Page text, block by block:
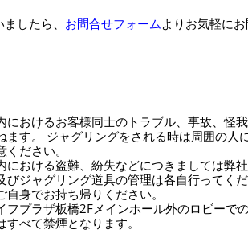
したら、 お問合せフォームよりお気軽に
におけるお客様同士のトラブル、事故、怪
ます。 ジャグリングをされる時は周囲の人
ださい。
における盗難、紛失などにつきましては弊
びジャグリング道具の管理は各自行ってく
身でお持ち帰りください。
フプラザ板橋2Fメインホール外のロビーで
べて禁煙となります。